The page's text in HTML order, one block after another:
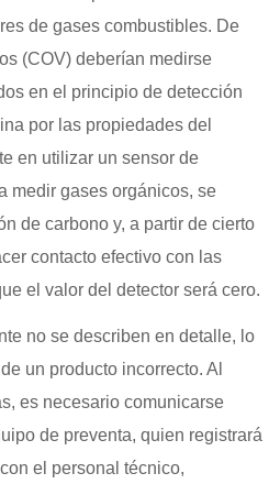
de gases combustibles. De
(COV) deberían medirse
​​en el principio de detección
por las propiedades del
en utilizar un sensor de
medir gases orgánicos, se
de carbono y, a partir de cierto
contacto efectivo con las
el valor del detector será cero.
no se describen en detalle, lo
un producto incorrecto. Al
es necesario comunicarse
de preventa, quien registrará
el personal técnico,